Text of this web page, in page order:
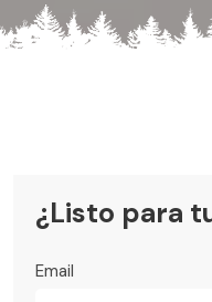
¿Listo para
Email